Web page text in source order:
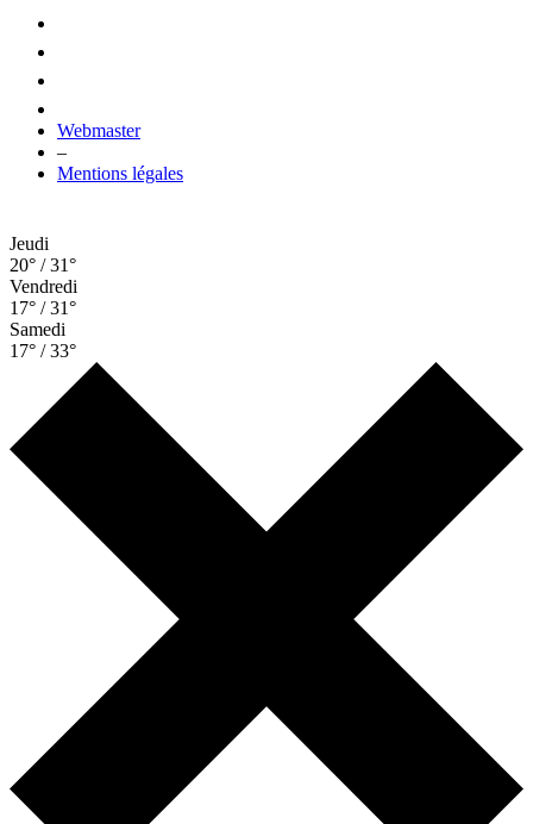
Webmaster
–
Mentions légales
Jeudi
20° / 31°
Vendredi
17° / 31°
Samedi
17° / 33°